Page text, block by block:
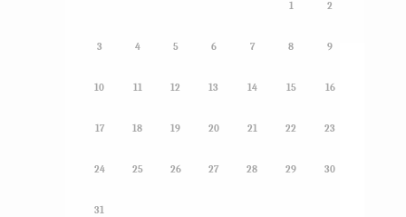
1 2
3 4 5 6 7 8 9
10 11 12 13 14 15 16
17 18 19 20 21 22 23
24 25 26 27 28 29 30
31